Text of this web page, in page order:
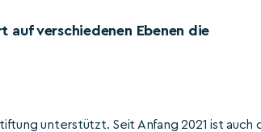
auf verschiedenen Ebenen die
unterstützt. Seit Anfang 2021 ist auch